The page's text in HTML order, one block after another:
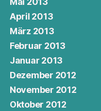
April 2013
März 2013
Februar 2013
Januar 2013
Dezember 2012
November 2012
Oktober 2012